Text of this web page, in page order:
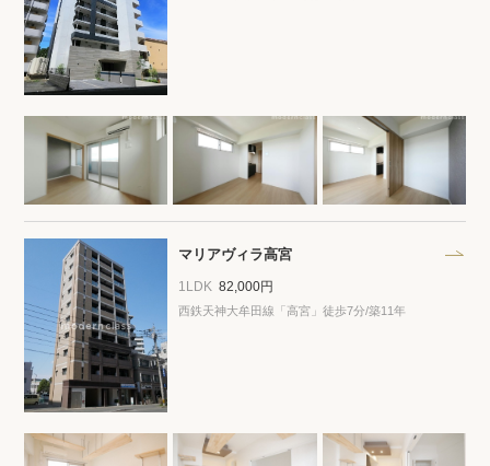
保存した物件
閲覧履歴
保存した検索条件
店舗・スタッフ紹介
希望条件を伝えてプロに探してもらう
来店予約
各種お問い合わせ
高級賃貸物件コラム modern classについて
マリアヴィラ高宮
1LDK 82,000円
西鉄天神大牟田線「高宮」徒歩7分/築11年